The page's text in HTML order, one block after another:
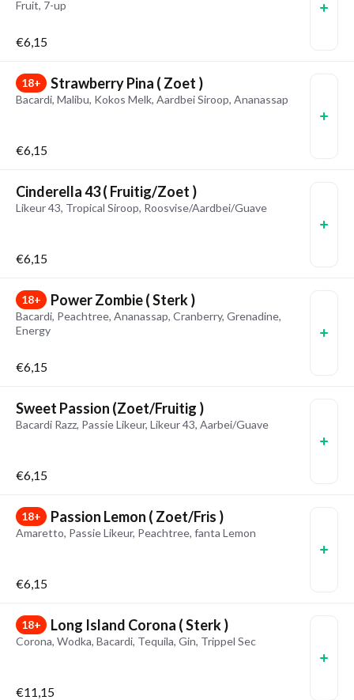
Fruit, 7-up
€6,15
18+ Strawberry Pina ( Zoet )
Bacardi, Malibu, Kokos Melk, Aardbei Siroop, Ananassap
€6,15
Cinderella 43 ( Fruitig/Zoet )
Likeur 43, Tropical Siroop, Roosvise/Aardbei/Guave
€6,15
18+ Power Zombie ( Sterk )
Bacardi, Peachtree, Ananassap, Cranberry, Grenadine,
Energy
€6,15
Sweet Passion (Zoet/Fruitig )
Bacardi Razz, Passie Likeur, Likeur 43, Aarbei/Guave
€6,15
18+ Passion Lemon ( Zoet/Fris )
Amaretto, Passie Likeur, Peachtree, fanta Lemon
€6,15
18+ Long Island Corona ( Sterk )
Corona, Wodka, Bacardi, Tequila, Gin, Trippel Sec
€11,15